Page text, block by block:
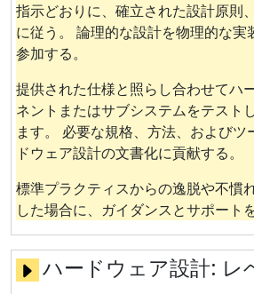
指示どおりに、確立された設計原則
に従う。 論理的な設計を物理的な実
参加する。
提供された仕様と照らし合わせてハ
ネントまたはサブシステムをテスト
ます。 必要な規格、方法、およびツ
ドウェア設計の文書化に貢献する。
標準プラクティスからの逸脱や不慣
した場合に、ガイダンスとサポート
ハードウェア設計: レ